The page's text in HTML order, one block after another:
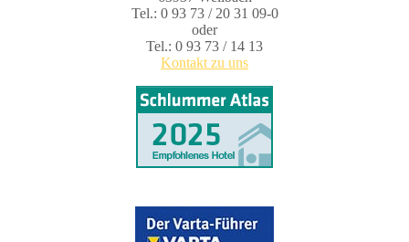
Tel.: 0 93 73 / 20 31 09-0
oder
Tel.: 0 93 73 / 14 13
Kontakt zu uns